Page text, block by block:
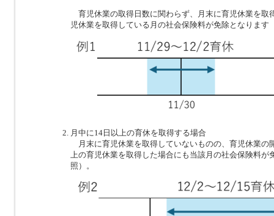
育児休業の取得日数に関わらず、月末に育児休業を取
児休業を取得している月の社会保険料が免除となります
月中に14日以上の育休を取得する場合
月末に育児休業を取得していないものの、育児休業の
上の育児休業を取得した場合にも当該月の社会保険料が
照）。